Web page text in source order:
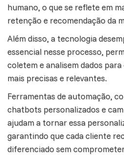
humano, o que se reflete em
retenção e recomendação da
Além disso, a tecnologia
essencial nesse processo,
coletem e analisem dados
mais precisas e relevantes.
Ferramentas de automação,
chatbots personalizados e
ajudam a tornar essa
garantindo que cada cliente
diferenciado sem